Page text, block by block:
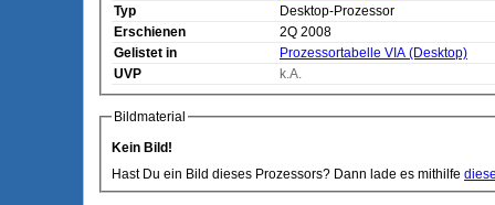
Typ
Desktop-Prozessor
Erschienen
2Q 2008
Gelistet in
Prozessortabelle VIA (Desktop)
UVP
k.A.
Bildmaterial
Kein Bild!
Hast Du ein Bild dieses Prozessors? Dann lade es mithilfe